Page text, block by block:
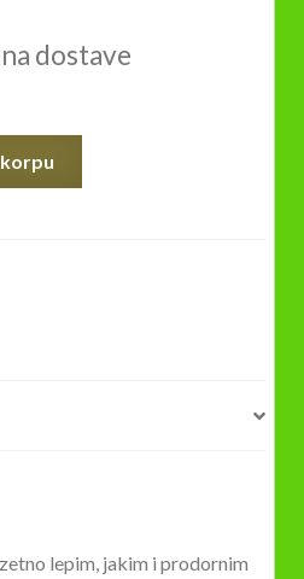
dostave
lepim, jakim i prodornim